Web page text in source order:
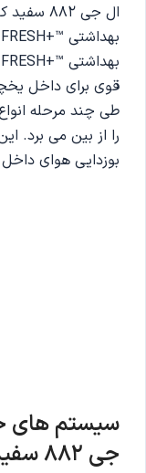
ال جی
قوی برای داخل
طی چند مرحله
را از بین می برد.
بوزدایی هوای داخل یخچال را
سیستم های
جی 882 سفید